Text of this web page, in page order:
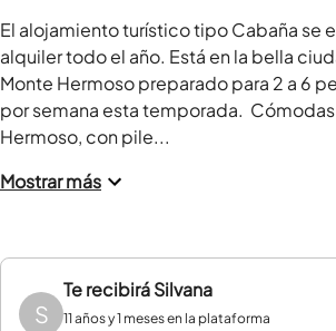
El alojamiento turístico tipo Cabaña se
alquiler todo el año. Está en la bella
Monte Hermoso preparado para 2 a 6
por semana esta temporada.
Hermoso, con pile...
Mostrar más
S
Te recibiráSilvana
11 años y 1 meses en la plataforma